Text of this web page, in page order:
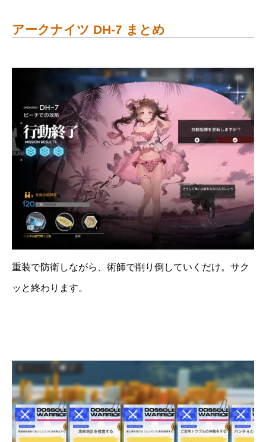
アークナイツ DH-7 まとめ
重装で防衛しながら、術師で削り倒していくだけ。サク
ッと終わります。